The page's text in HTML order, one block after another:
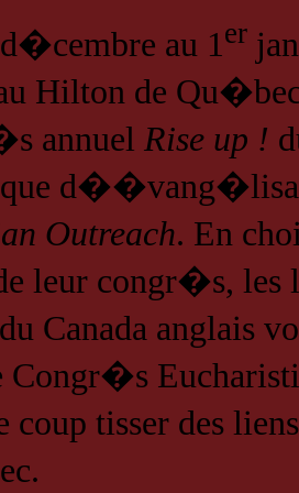
au 1 er
Hilton de
annuel Rise up !
Outreach. En
leur congr�s, les
Canada anglais
Congr�s
coup tisser des